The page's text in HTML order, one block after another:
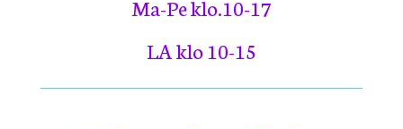
Ma-Pe klo.10-17
LA klo 10-15